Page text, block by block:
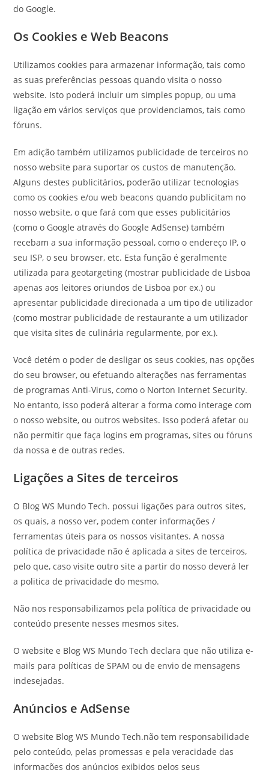
do Google.
Os Cookies e Web Beacons
Utilizamos cookies para armazenar informação, tais como
as suas preferências pessoas quando visita o nosso
website. Isto poderá incluir um simples popup, ou uma
ligação em vários serviços que providenciamos, tais como
fóruns.
Em adição também utilizamos publicidade de terceiros no
nosso website para suportar os custos de manutenção.
Alguns destes publicitários, poderão utilizar tecnologias
como os cookies e/ou web beacons quando publicitam no
nosso website, o que fará com que esses publicitários
(como o Google através do Google AdSense) também
recebam a sua informação pessoal, como o endereço IP, o
seu ISP, o seu browser, etc. Esta função é geralmente
utilizada para geotargeting (mostrar publicidade de Lisboa
apenas aos leitores oriundos de Lisboa por ex.) ou
apresentar publicidade direcionada a um tipo de utilizador
(como mostrar publicidade de restaurante a um utilizador
que visita sites de culinária regularmente, por ex.).
Você detém o poder de desligar os seus cookies, nas opções
do seu browser, ou efetuando alterações nas ferramentas
de programas Anti-Virus, como o Norton Internet Security.
No entanto, isso poderá alterar a forma como interage com
o nosso website, ou outros websites. Isso poderá afetar ou
não permitir que faça logins em programas, sites ou fóruns
da nossa e de outras redes.
Ligações a Sites de terceiros
O Blog WS Mundo Tech. possui ligações para outros sites,
os quais, a nosso ver, podem conter informações /
ferramentas úteis para os nossos visitantes. A nossa
política de privacidade não é aplicada a sites de terceiros,
pelo que, caso visite outro site a partir do nosso deverá ler
a politica de privacidade do mesmo.
Não nos responsabilizamos pela política de privacidade ou
conteúdo presente nesses mesmos sites.
O website e Blog WS Mundo Tech declara que não utiliza e-
mails para políticas de SPAM ou de envio de mensagens
indesejadas.
Anúncios e AdSense
O website Blog WS Mundo Tech.não tem responsabilidade
pelo conteúdo, pelas promessas e pela veracidade das
informações dos anúncios exibidos pelos seus